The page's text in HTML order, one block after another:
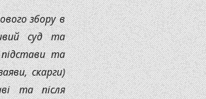
збору в
суд та
підстави та
скарги)
та після